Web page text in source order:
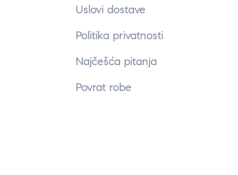
Uslovi dostave
Politika privatnosti
Najčešća pitanja
Povrat robe